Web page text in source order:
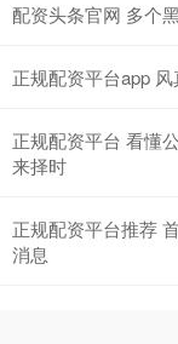
配资头条官网 多个
正规配资平台app
正规配资平台 看懂
来择时
正规配资平台推荐
消息